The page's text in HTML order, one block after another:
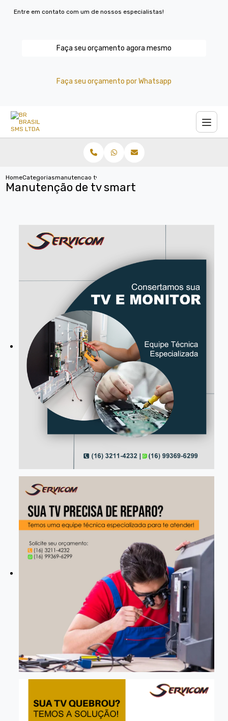
Entre em contato com um de nossos especialistas!
Faça seu orçamento agora mesmo
Faça seu orçamento por Whatsapp
HomeCategoriasmanutencao tv smart
Manutenção de tv smart